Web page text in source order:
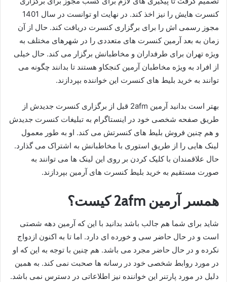
کنسرت‌ هایش را نیز اخذ کند. در نهایت او توانست در سال 1401
مجوز رسمی اش را برای برگزاری کنسرت دریافت کند. حال از آن
زمان به بعد آرمین کنسرت‌ های متعددی را در شهرهای مختلف به
ویژه تهران برای طرفداران و مخاطبانش برگزار می‌ کند. حال خیلی
از افراد به ویژه مخاطبان آرمین کنجکاو هستند تا بدانند چگونه می‌
توانند به خرید بلیط‌ های کنسرت این خواننده بپردازند.
بهتر است بدانید آرمین 2afm قبل از برگزاری کنسرت جدیدش از
طریق صفحه شخصی خود در اینستاگرام به تبلیغات کنسرت جدیدش
و هم چنین فروش بلیط‌ های کنسرتش می‌ کند. او به طور معمول
لینک‌ هایی را از طریق استوری با مخاطبانش به اشتراک می‌ گذارد.
حال علاقمندان با کلیک کردن بر روی این لینک‌ ها می‌ توانند به
صورت مستقیم به خرید بلیط کنسرت‌ های آرمین بپردازند.
همسر آرمین 2afm کیست؟
شاید برای شما هم جالب باشد بدانید با این که آرمین دهه شصتی
است و در حال حاضر سی و خورده‌ ای دارد. اما تا به اکنون ازدواج
نکرده و در حال حاضر مجرد می‌ باشد. هم چنین با توجه به این که او
در مورد روابط شخصی خود در رسانه‌ ها صحبت نمی‌ کند. به همین
دلیل در مورد پارتنر این خواننده نیز اطلاعاتی در دسترس نمی‌ باشد.